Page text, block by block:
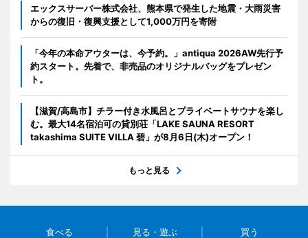
エックスサーバー株式会社、熊本県で発生した地震・大雨災害
からの復旧・復興支援として1,000万円を寄附
「今年の本命アウターは、今予約。」antiqua 2026AW先行予
約スタート。先着で、非売品のオリジナルバッグをプレゼン
ト。
【滋賀/高島市】チラー付き水風呂とプライベートサウナを楽し
む。最大14名宿泊可の貸別荘「LAKE SAUNA RESORT
takashima SUITE VILLA 碧」が8月6日(木)オープン！
もっと見る
食べる 見る・遊ぶ 買う